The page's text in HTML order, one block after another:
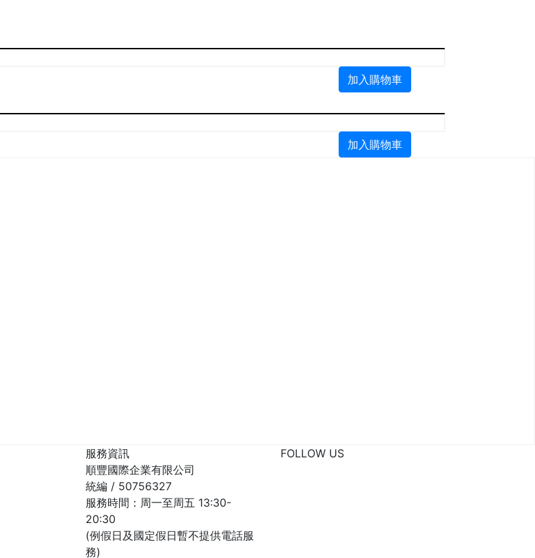
加入購物車
加入購物車
服務資訊
順豐國際企業有限公司
統編 / 50756327
服務時間：周一至周五 13:30-
20:30
(例假日及國定假日暫不提供電話服
務)
FOLLOW US